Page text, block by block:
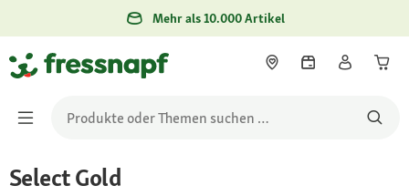
Mehr als 10.000 Artikel
Select Gold